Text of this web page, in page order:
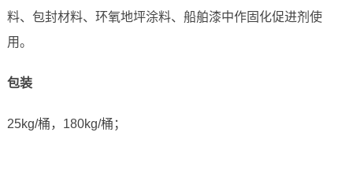
料、包封材料、环氧地坪涂料、船舶漆中作固化促进剂使
用。
包装
25kg/桶，180kg/桶；